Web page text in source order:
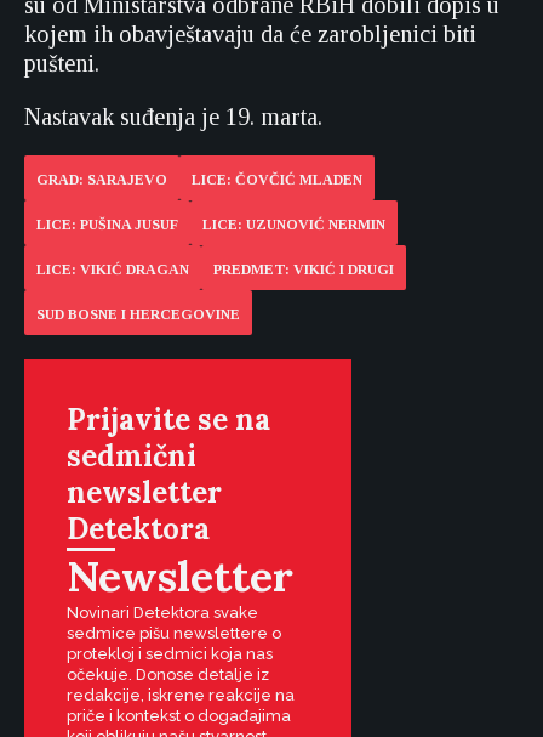
kojem ih obavještavaju da će zarobljenici biti
pušteni.
Nastavak suđenja je 19. marta.
GRAD: SARAJEVO LICE: ČOVČIĆ MLADEN
LICE: PUŠINA JUSUF LICE: UZUNOVIĆ NERMIN
LICE: VIKIĆ DRAGAN PREDMET: VIKIĆ I DRUGI
SUD BOSNE I HERCEGOVINE
Prijavite se na
sedmični
newsletter
Detektora
Newsletter
Novinari Detektora svake
sedmice pišu newslettere o
protekloj i sedmici koja nas
očekuje. Donose detalje iz
redakcije, iskrene reakcije na
priče i kontekst o događajima